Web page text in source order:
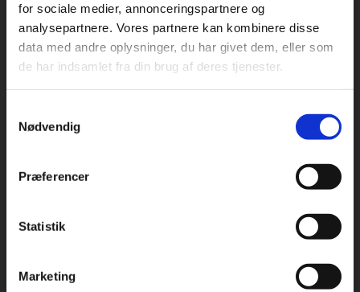
for sociale medier, annonceringspartnere og
analysepartnere. Vores partnere kan kombinere disse
data med andre oplysninger, du har givet dem, eller som
de har indsamlet fra din brug af deres tjenester.
Nødvendig
Præferencer
Statistik
Marketing
CVR 41280921
Vognmagergade 7, 5. sal
Odense
For privatkunder og
studerende. Du får
vist priser inkl.
For institutioner og
virksomheder. Du
får vist priser ekskl.